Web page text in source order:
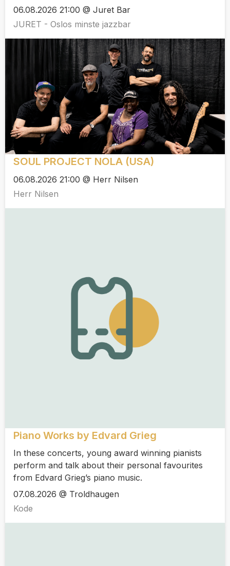
06.08.2026 21:00 @ Juret Bar
JURET - Oslos minste jazzbar
SOUL PROJECT NOLA (USA)
06.08.2026 21:00 @ Herr Nilsen
Herr Nilsen
Piano Works by Edvard Grieg
In these concerts, young award winning pianists
perform and talk about their personal favourites
from Edvard Grieg’s piano music.
07.08.2026 @ Troldhaugen
Kode